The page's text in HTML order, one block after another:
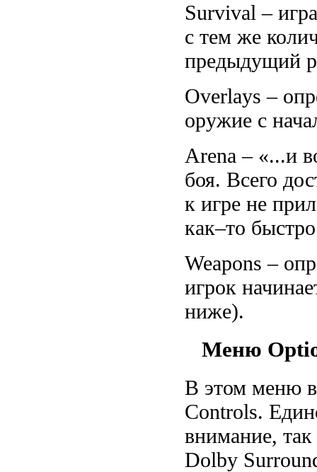
Survival –
с тем же
предыдущий
Overlays –
оружие с
Arena – «...и
боя. Всего
к игре не
как–то
Weapons –
игрок
ниже).
Меню
В этом меню
Controls.
внимание,
Dolby